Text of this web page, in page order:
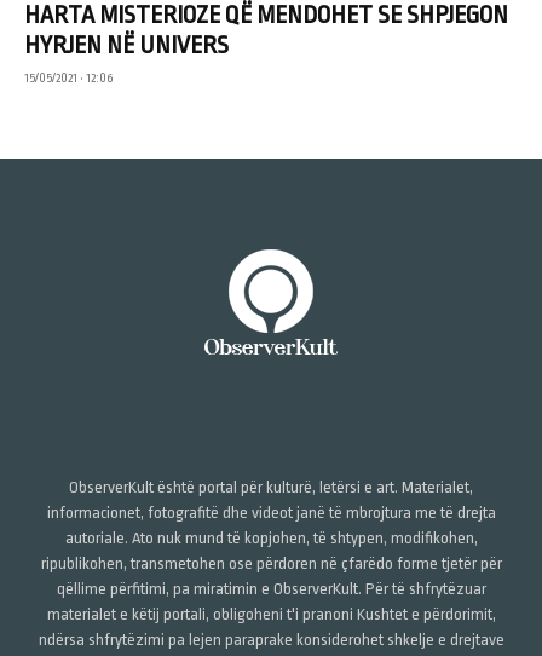
HARTA MISTERIOZE QË MENDOHET SE SHPJEGON
HYRJEN NË UNIVERS
15/05/2021 • 12:06
ObserverKult është portal për kulturë, letërsi e art. Materialet,
informacionet, fotografitë dhe videot janë të mbrojtura me të drejta
autoriale. Ato nuk mund të kopjohen, të shtypen, modifikohen,
ripublikohen, transmetohen ose përdoren në çfarëdo forme tjetër për
qëllime përfitimi, pa miratimin e ObserverKult. Për të shfrytëzuar
materialet e këtij portali, obligoheni t'i pranoni Kushtet e përdorimit,
ndërsa shfrytëzimi pa lejen paraprake konsiderohet shkelje e drejtave